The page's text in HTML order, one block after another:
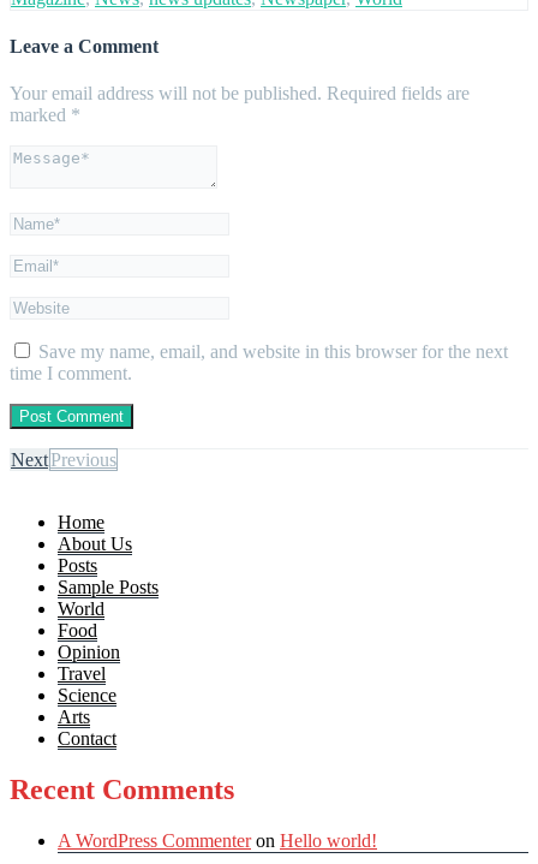
Leave a Comment
Your email address will not be published. Required fields are
marked *
Save my name, email, and website in this browser for the next
time I comment.
NextPrevious
Home
About Us
Posts
Sample Posts
World
Food
Opinion
Travel
Science
Arts
Contact
Recent Comments
A WordPress Commenteron Hello world!